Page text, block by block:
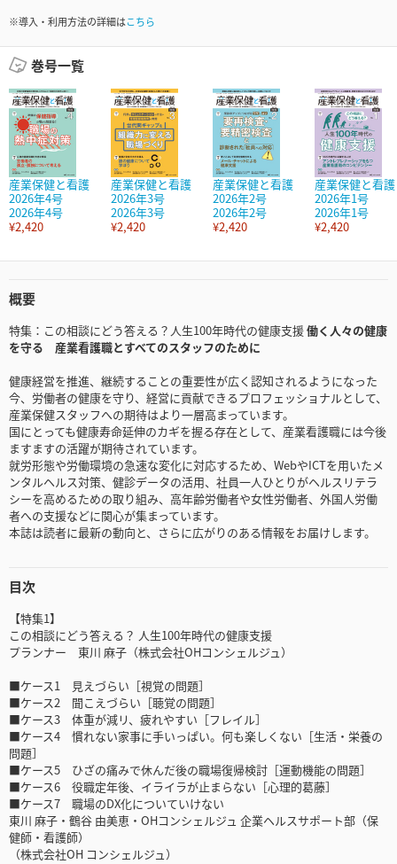
※導入・利用方法の詳細はこちら
巻号一覧
産業保健と看護
2026年4号
2026年4号
¥2,420
産業保健と看護
2026年3号
2026年3号
¥2,420
産業保健と看護
2026年2号
2026年2号
¥2,420
産業保健と看護
2026年1号
2026年1号
¥2,420
概要
特集：この相談にどう答える？人生100年時代の健康支援働く人々の健康
を守る 産業看護職とすべてのスタッフのために
健康経営を推進、継続することの重要性が広く認知されるようになった
今、労働者の健康を守り、経営に貢献できるプロフェッショナルとして、
産業保健スタッフへの期待はより一層高まっています。
国にとっても健康寿命延伸のカギを握る存在として、産業看護職には今後
ますますの活躍が期待されています。
就労形態や労働環境の急速な変化に対応するため、WebやICTを用いたメ
ンタルヘルス対策、健診データの活用、社員一人ひとりがヘルスリテラ
シーを高めるための取り組み、高年齢労働者や女性労働者、外国人労働
者への支援などに関心が集まっています。
本誌は読者に最新の動向と、さらに広がりのある情報をお届けします。
目次
【特集1】
この相談にどう答える？ 人生100年時代の健康支援
プランナー 東川 麻子（株式会社OHコンシェルジュ）
■ケース1 見えづらい［視覚の問題］
■ケース2 聞こえづらい［聴覚の問題］
■ケース3 体重が減リ、疲れやすい［フレイル］
■ケース4 慣れない家事に手いっぱい。何も楽しくない［生活・栄養の
問題］
■ケース5 ひざの痛みで休んだ後の職場復帰検討［運動機能の問題］
■ケース6 役職定年後、イライラが止まらない［心理的葛藤］
■ケース7 職場のDX化についていけない
東川 麻子・鶴谷 由美恵・OHコンシェルジュ 企業ヘルスサポート部（保
健師・看護師）
（株式会社OH コンシェルジュ）